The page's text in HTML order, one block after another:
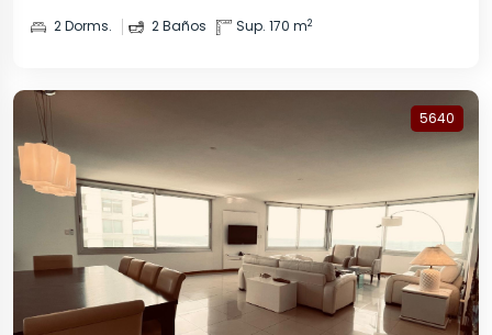
2 Dorms. 2 Baños Sup. 170 m2
5640